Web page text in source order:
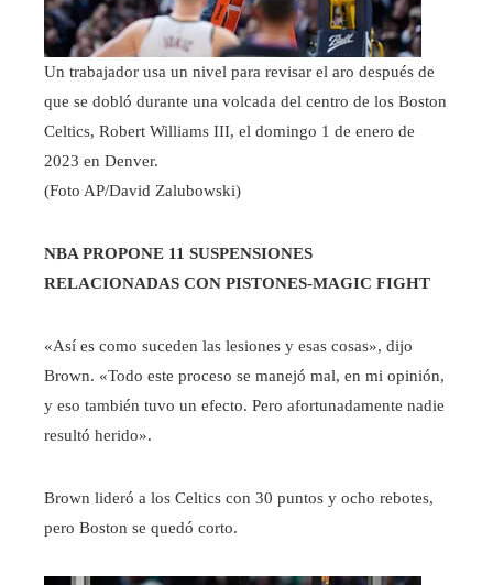
Un trabajador usa un nivel para revisar el aro después de
que se dobló durante una volcada del centro de los Boston
Celtics, Robert Williams III, el domingo 1 de enero de
2023 en Denver.
(Foto AP/David Zalubowski)
NBA PROPONE 11 SUSPENSIONES
RELACIONADAS CON PISTONES-MAGIC FIGHT
«Así es como suceden las lesiones y esas cosas», dijo
Brown. «Todo este proceso se manejó mal, en mi opinión,
y eso también tuvo un efecto. Pero afortunadamente nadie
resultó herido».
Brown lideró a los Celtics con 30 puntos y ocho rebotes,
pero Boston se quedó corto.